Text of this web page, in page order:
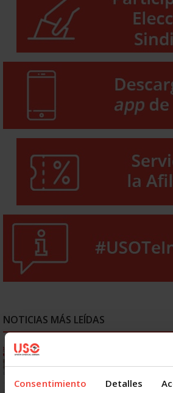
Consentimiento Detalles
NOTICIAS MÁS LEÍDAS
Ya os podéis descargar la app de USO